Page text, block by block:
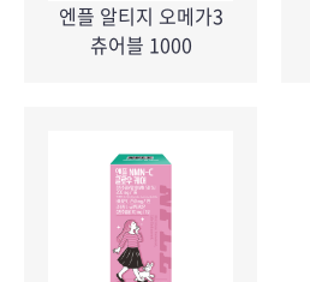
엔플 알티지 오메가3
츄어블 1000